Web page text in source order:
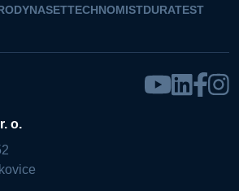
DYNASETTECHNOMISTDURATEST
o.